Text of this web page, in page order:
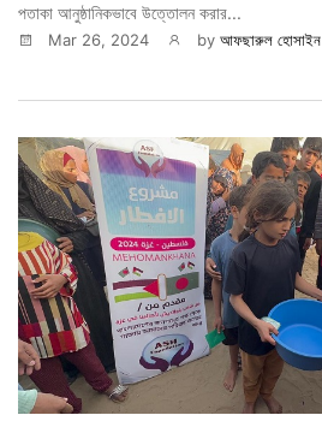
পতাকা আনুষ্ঠানিকভাবে উত্তোলন করার...
Mar 26, 2024 by আফছারুল হোসাইন